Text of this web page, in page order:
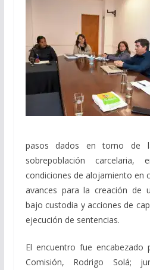
pasos dados en torno de
sobrepoblación
condiciones de alojamiento en
avances para la creación de
bajo custodia y acciones de
ejecución de sentencias.
El encuentro fue
Comisión, Rodrigo Solá;